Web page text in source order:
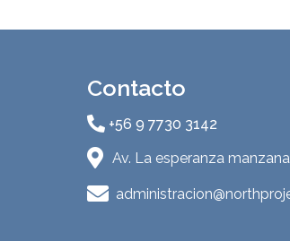
Contacto
+56 9 7730 3142
Av. La esperanza